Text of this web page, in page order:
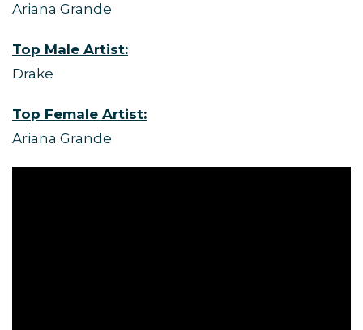
Ariana Grande
Top Male Artist:
Drake
Top Female Artist:
Ariana Grande